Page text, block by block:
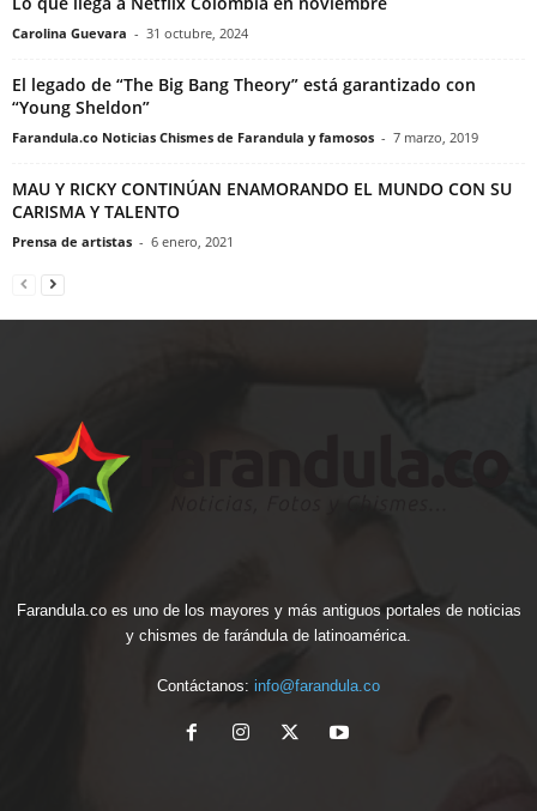
Carolina Guevara - 31 octubre, 2024
El legado de “The Big Bang Theory” está garantizado con
“Young Sheldon”
Farandula.co Noticias Chismes de Farandula y famosos - 7 marzo, 2019
MAU Y RICKY CONTINÚAN ENAMORANDO EL MUNDO CON SU
CARISMA Y TALENTO
Prensa de artistas - 6 enero, 2021
Farandula.co es uno de los mayores y más antiguos portales de noticias
y chismes de farándula de latinoamérica.
Contáctanos: info@farandula.co